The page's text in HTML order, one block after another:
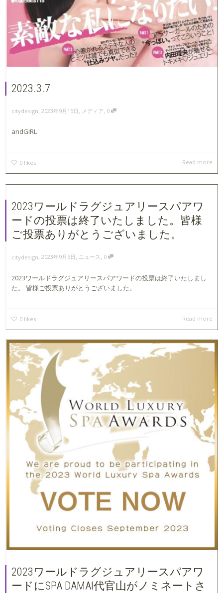
2023.3.7
citydesign, 2023年9月15日 , メディア, 0
andGIRL
0 likes Read more
2023ワールドラグジュアリースパアワ
ードの投票は終了いたしました。皆様
ご投票ありがとうございました。
citydesign, 2023年9月5日 , ニュース, 0
2023ワールドラグジュアリースパアワードの投票は終了いたしまし
た。 皆様ご投票ありがとうございました。
0 likes Read more
2023ワールドラグジュアリースパアワ
ードにSPA DAMAI代官山がノミネートさ